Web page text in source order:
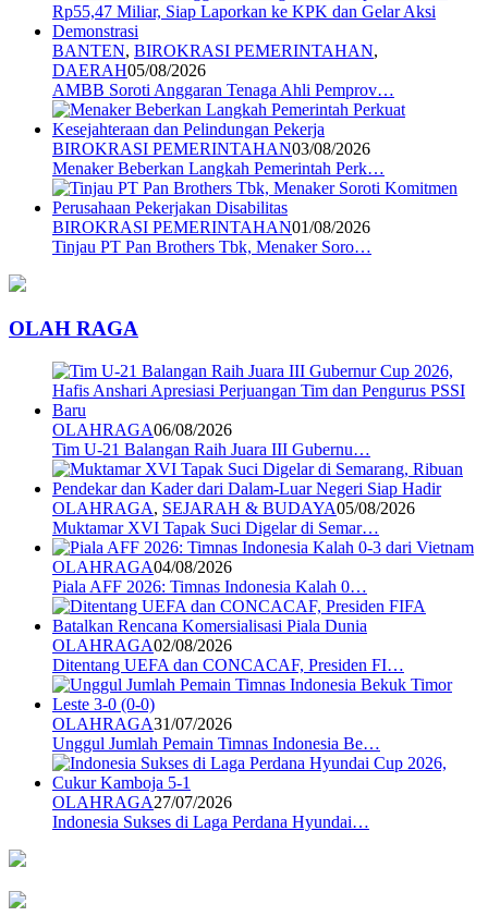
BANTEN, BIROKRASI PEMERINTAHAN,
DAERAH05/08/2026
AMBB Soroti Anggaran Tenaga Ahli Pemprov…
BIROKRASI PEMERINTAHAN03/08/2026
Menaker Beberkan Langkah Pemerintah Perk…
BIROKRASI PEMERINTAHAN01/08/2026
Tinjau PT Pan Brothers Tbk, Menaker Soro…
OLAH RAGA
OLAHRAGA06/08/2026
Tim U-21 Balangan Raih Juara III Gubernu…
OLAHRAGA, SEJARAH & BUDAYA05/08/2026
Muktamar XVI Tapak Suci Digelar di Semar…
OLAHRAGA04/08/2026
Piala AFF 2026: Timnas Indonesia Kalah 0…
OLAHRAGA02/08/2026
Ditentang UEFA dan CONCACAF, Presiden FI…
OLAHRAGA31/07/2026
Unggul Jumlah Pemain Timnas Indonesia Be…
OLAHRAGA27/07/2026
Indonesia Sukses di Laga Perdana Hyundai…